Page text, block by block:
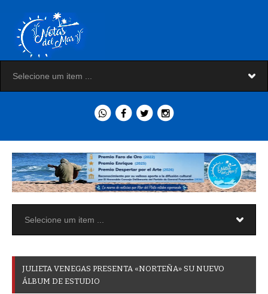
JULIETA VENEGAS PRESENTA «NORTEÑA» SU NUEVO
ÁLBUM DE ESTUDIO